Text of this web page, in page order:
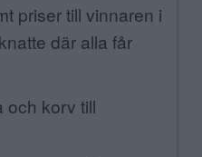
priser till vinnaren i
där alla får
och korv till